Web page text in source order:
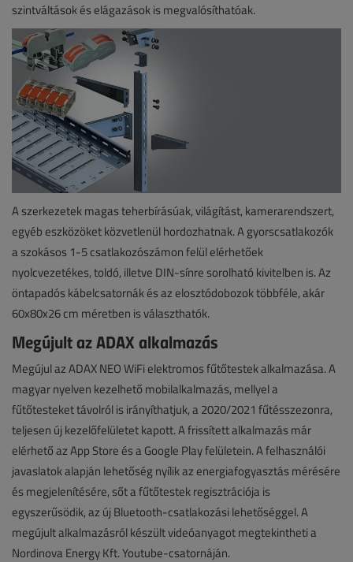
szintváltások és elágazások is megvalósíthatóak.
A szerkezetek magas teherbírásúak, világítást, kamerarendszert,
egyéb eszközöket közvetlenül hordozhatnak. A gyorscsatlakozók
a szokásos 1-5 csatlakozószámon felül elérhetőek
nyolcvezetékes, toldó, illetve DIN-sínre sorolható kivitelben is. Az
öntapadós kábelcsatornák és az elosztódobozok többféle, akár
60x80x26 cm méretben is választhatók.
Megújult az ADAX alkalmazás
Megújul az ADAX NEO WiFi elektromos fűtőtestek alkalmazása. A
magyar nyelven kezelhető mobilalkalmazás, mellyel a
fűtőtesteket távolról is irányíthatjuk, a 2020/2021 fűtésszezonra,
teljesen új kezelőfelületet kapott. A frissített alkalmazás már
elérhető az App Store és a Google Play felületein. A felhasználói
javaslatok alapján lehetőség nyílik az energiafogyasztás mérésére
és megjelenítésére, sőt a fűtőtestek regisztrációja is
egyszerűsödik, az új Bluetooth-csatlakozási lehetőséggel. A
megújult alkalmazásról készült videóanyagot megtekintheti a
Nordinova Energy Kft. Youtube-csatornáján.